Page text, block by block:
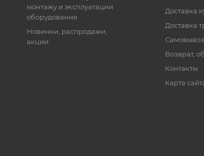
монтажу и эксплуатации
оборудования
Новинки, распродажи,
акции
Доставка
Доставка
Возврат,
Контакты
Карта